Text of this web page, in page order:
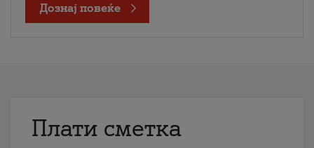
Дознај повеќе
Плати сметка